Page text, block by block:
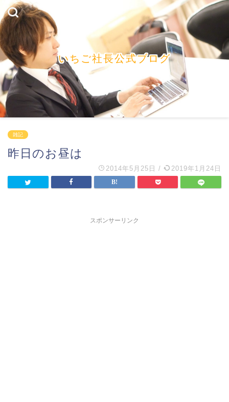
いちご社長公式ブログ
雑記
昨日のお昼は
2014年5月25日 / 2019年1月24日
スポンサーリンク